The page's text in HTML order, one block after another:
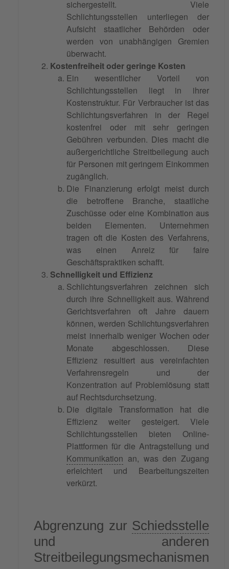
sichergestellt. Viele
Schlichtungsstellen unterliegen der
Aufsicht staatlicher Behörden oder
werden von unabhängigen Gremien
überwacht.
Kostenfreiheit oder geringe Kosten
Ein wesentlicher Vorteil von
Schlichtungsstellen liegt in ihrer
Kostenstruktur. Für Verbraucher ist das
Schlichtungsverfahren in der Regel
kostenfrei oder mit sehr geringen
Gebühren verbunden. Dies macht die
außergerichtliche Streitbeilegung auch
für Personen mit geringem Einkommen
zugänglich.
Die Finanzierung erfolgt meist durch
die betroffene Branche, staatliche
Zuschüsse oder eine Kombination aus
beiden Elementen. Unternehmen
tragen oft die Kosten des Verfahrens,
was einen Anreiz für faire
Geschäftspraktiken schafft.
Schnelligkeit und Effizienz
Schlichtungsverfahren zeichnen sich
durch ihre Schnelligkeit aus. Während
Gerichtsverfahren oft Jahre dauern
können, werden Schlichtungsverfahren
meist innerhalb weniger Wochen oder
Monate abgeschlossen. Diese
Effizienz resultiert aus vereinfachten
Verfahrensregeln und der
Konzentration auf Problemlösung statt
auf Rechtsdurchsetzung.
Die digitale Transformation hat die
Effizienz weiter gesteigert. Viele
Schlichtungsstellen bieten Online-
Plattformen für die Antragstellung und
Kommunikation an, was den Zugang
erleichtert und Bearbeitungszeiten
verkürzt.
Abgrenzung zur Schiedsstelle
und anderen
Streitbeilegungsmechanismen